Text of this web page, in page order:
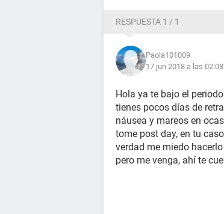
RESPUESTA 1 / 1
Paola101009
17 jun 2018 a las 02:08
Hola ya te bajo el
tienes pocos días de
náusea y mareos en
tome post day, en tu
verdad me miedo
pero me venga, ahí te